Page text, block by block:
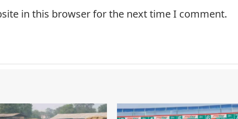
in this browser for the next time I comment.